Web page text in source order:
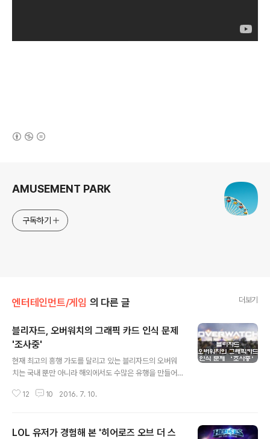
AMUSEMENT PARK
구독하기
엔터테인먼트/게임 의 다른 글 더보기
블리자드, 오버워치의 그래픽 카드 인식 문제
'조사중'
현재 최고의 흥행 가도를 달리고 있는 블리자드의 오버워
치는 국내 뿐만 아니라 해외에서도 수많은 유행을 만들어
상당히 빠른 게임 진행, 기존의 FPS와는 다른 게임 구성 등
는 형태일 때, 문제가 많이 발생하고 있다는 소식입니다. 개
12 10 2016. 7. 10.
LOL 유저가 경험해 본 '히어로즈 오브 더 스